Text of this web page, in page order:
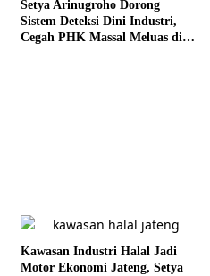
Setya Arinugroho Dorong
Sistem Deteksi Dini Industri,
Cegah PHK Massal Meluas di
Kawasan Industri Halal Jadi
Motor Ekonomi Jateng, Setya